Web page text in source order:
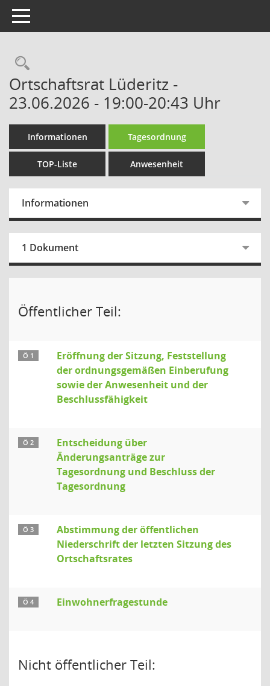
Toggle navigation
Rechercheauswahl
Ortschaftsrat Lüderitz -
23.06.2026 - 19:00-20:43 Uhr
Informationen Tagesordnung
TOP-Liste Anwesenheit
Informationen
1 Dokument
Öffentlicher Teil:
Ö 1
Eröffnung der Sitzung, Feststellung
der ordnungsgemäßen Einberufung
sowie der Anwesenheit und der
Beschlussfähigkeit
Ö 2
Entscheidung über
Änderungsanträge zur
Tagesordnung und Beschluss der
Tagesordnung
Ö 3
Abstimmung der öffentlichen
Niederschrift der letzten Sitzung des
Ortschaftsrates
Ö 4 Einwohnerfragestunde
Nicht öffentlicher Teil: